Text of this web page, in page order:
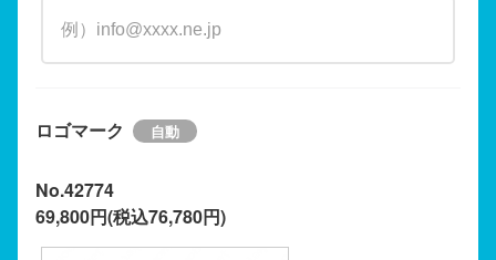
ロゴマーク
No.42774
69,800円(税込76,780円)